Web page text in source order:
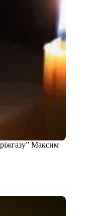
Максим